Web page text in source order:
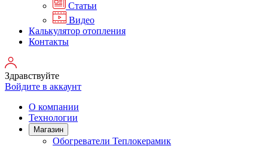
Статьи
Видео
Калькулятор отопления
Контакты
Здравствуйте
Войдите в аккаунт
О компании
Технологии
Магазин
Обогреватели Теплокерамик